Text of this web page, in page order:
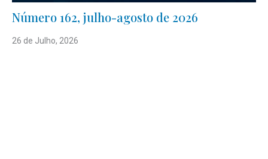
Número 162, julho-agosto de 2026
26 de Julho, 2026